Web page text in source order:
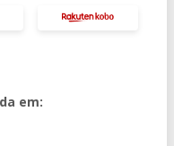
em: